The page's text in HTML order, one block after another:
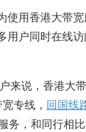
用香港大带
户同时在线
来说，香港大
专线， 回国线
务，和同行相